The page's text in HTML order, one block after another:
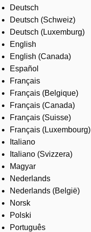
About us
Where to buy
Contact us
Careers
Deutsch
Deutsch (Schweiz)
Deutsch (Luxemburg)
English
English (Canada)
Español
Français
Français (Belgique)
Français (Canada)
Français (Suisse)
Français (Luxembourg)
Italiano
Italiano (Svizzera)
Magyar
Nederlands
Nederlands (België)
Norsk
Polski
Português